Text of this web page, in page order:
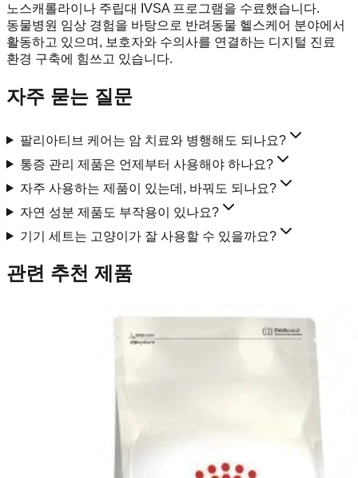
노스캐롤라이나 주립대 IVSA 프로그램을 수료했습니다.
동물병원 임상 경험을 바탕으로 반려동물 헬스케어 분야에서
활동하고 있으며, 보호자와 수의사를 연결하는 디지털 진료
환경 구축에 힘쓰고 있습니다.
자주 묻는 질문
팔리아티브 케어는 암 치료와 병행해도 되나요?
통증 관리 제품은 언제부터 사용해야 하나요?
자주 사용하는 제품이 있는데, 바꿔도 되나요?
자연 성분 제품도 부작용이 있나요?
기기 세트는 고양이가 잘 사용할 수 있을까요?
관련 추천 제품